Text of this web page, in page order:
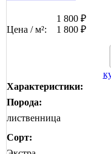
1 800 ₽
Цена / м²:
1 800 ₽
Характеристики:
Порода:
лиственница
Сорт: